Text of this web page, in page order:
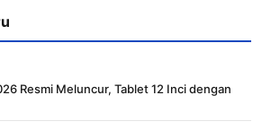
Resmi Meluncur, Tablet 12 Inci dengan